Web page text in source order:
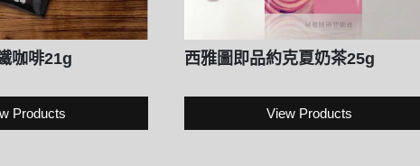
咖啡21g
Products
西雅圖即品約克夏奶茶25g
View Products